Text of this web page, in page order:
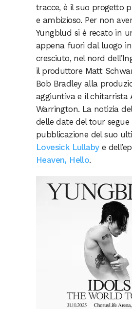
tracce, è il suo progetto
e ambizioso. Per non
Yungblud si è recato in
appena fuori dal luogo
cresciuto, nel nord
il produttore Matt
Bob Bradley alla
aggiuntiva e il chitarrista
Warrington. La notizia
delle date del tour segue
pubblicazione del suo
Lovesick Lullabye
Heaven, Hello.